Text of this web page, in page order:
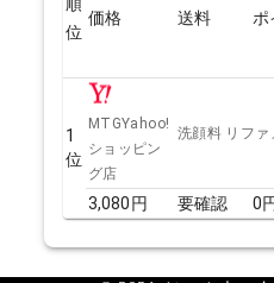
順
位
価格 送料 ポ
1
位
MTGYahoo!
ショッピン
グ店
洗顔料 リフ
3,080円 要確認 0